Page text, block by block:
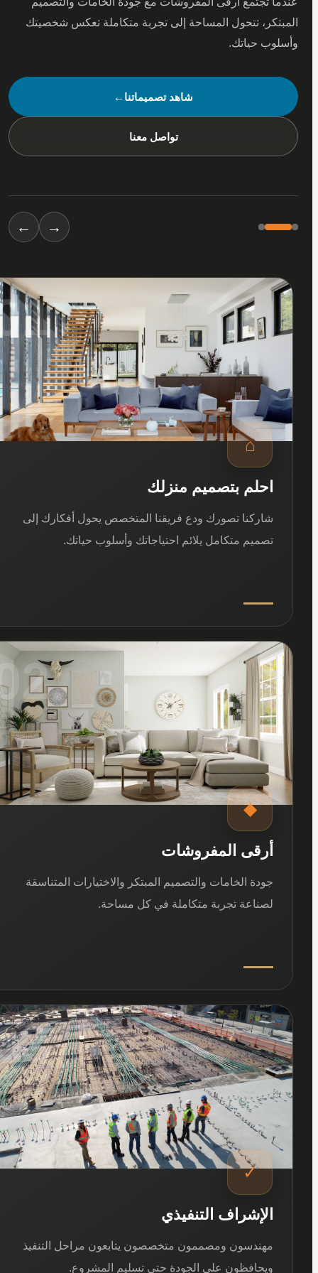
تتحول المساحة إلى تجربة متكاملة تعكس شخصيتك
حياتك.
شاهد تصميماتنا ←
تواصل معنا
←
01
⌂
احلم بتصميم منزلك
شاركنا تصورك ودع فريقنا المتخصص يحول أفكارك إلى
تصميم متكامل يلائم احتياجاتك وأسلوب حياتك.
02
◆
أرقى المفروشات
جودة الخامات والتصميم المبتكر والاختيارات المتناسقة
لصناعة تجربة متكاملة في كل مساحة.
03
✓
الإشراف التنفيذي
مهندسون ومصممون متخصصون يتابعون مراحل التنفيذ
ويحافظون على الجودة حتى تسليم المشروع.